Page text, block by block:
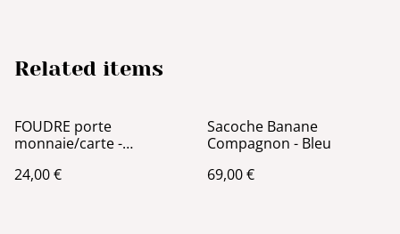
Related items
FOUDRE porte
monnaie/carte -
24,00 €
Sacoche Banane
Compagnon - Bleu
69,00 €